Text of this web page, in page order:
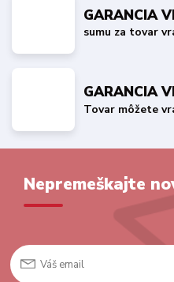
GARANCIA
sumu za tovar
GARANCIA
Tovar môžete
Nepremeškajte